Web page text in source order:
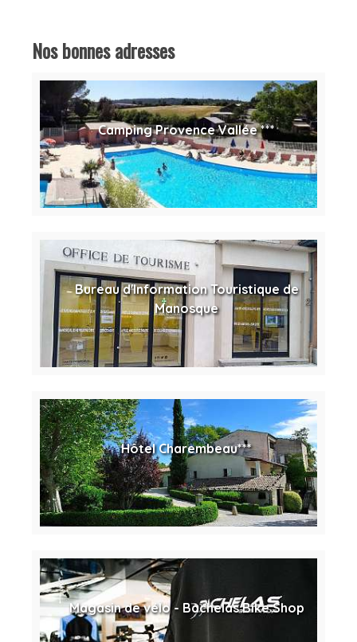
Nos bonnes adresses
Camping Provence Vallée ***
Bureau d'Information Touristique de
Manosque
Hôtel Charembeau***
Magasin de vélo - Bachelas Bike Shop